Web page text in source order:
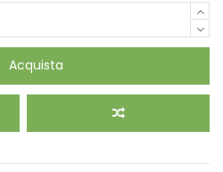
Acquista